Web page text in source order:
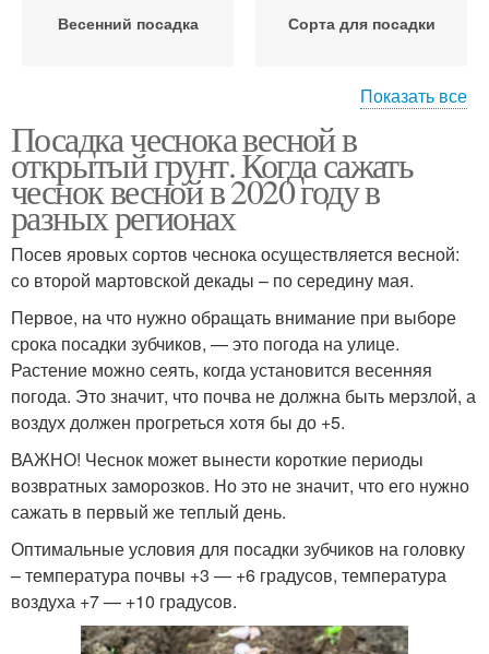
Весенний посадка Сорта для посадки
Соседи на грядке Совместные посадки
Посадки с чесноком Чеснок на грядке
Культуры при посадке
Совместимость на
грядке
Показать все
Посадка чеснока весной в
открытый грунт. Когда сажать
чеснок весной в 2020 году в
разных регионах
Посев яровых сортов чеснока осуществляется весной:
со второй мартовской декады – по середину мая.
Первое, на что нужно обращать внимание при выборе
срока посадки зубчиков, — это погода на улице.
Растение можно сеять, когда установится весенняя
погода. Это значит, что почва не должна быть мерзлой, а
воздух должен прогреться хотя бы до +5.
ВАЖНО! Чеснок может вынести короткие периоды
возвратных заморозков. Но это не значит, что его нужно
сажать в первый же теплый день.
Оптимальные условия для посадки зубчиков на головку
– температура почвы +3 — +6 градусов, температура
воздуха +7 — +10 градусов.